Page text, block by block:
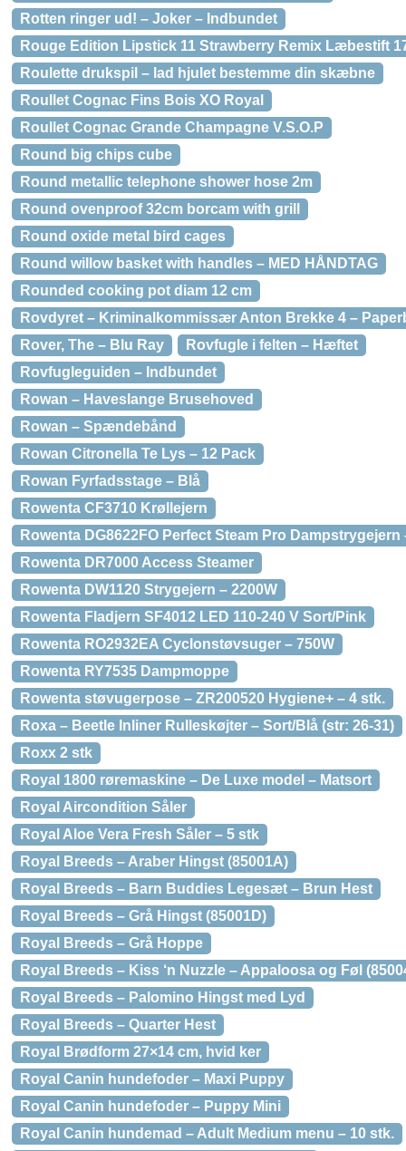
Rotten ringer ud! – Joker – Indbundet
Rouge Edition Lipstick 11 Strawberry Remix Læbestift
Roulette drukspil – lad hjulet bestemme din skæbne
Roullet Cognac Fins Bois XO Royal
Roullet Cognac Grande Champagne V.S.O.P
Round big chips cube
Round metallic telephone shower hose 2m
Round ovenproof 32cm borcam with grill
Round oxide metal bird cages
Round willow basket with handles – MED HÅNDTAG
Rounded cooking pot diam 12 cm
Rovdyret – Kriminalkommissær Anton Brekke 4 –
Rover, The – Blu Ray
Rovfugle i felten – Hæftet
Rovfugleguiden – Indbundet
Rowan – Haveslange Brusehoved
Rowan – Spændebånd
Rowan Citronella Te Lys – 12 Pack
Rowan Fyrfadsstage – Blå
Rowenta CF3710 Krøllejern
Rowenta DG8622FO Perfect Steam Pro Dampstrygejern
Rowenta DR7000 Access Steamer
Rowenta DW1120 Strygejern – 2200W
Rowenta Fladjern SF4012 LED 110-240 V Sort/Pink
Rowenta RO2932EA Cyclonstøvsuger – 750W
Rowenta RY7535 Dampmoppe
Rowenta støvugerpose – ZR200520 Hygiene+ – 4 stk.
Roxa – Beetle Inliner Rulleskøjter – Sort/Blå (str: 26-31)
Roxx 2 stk
Royal 1800 røremaskine – De Luxe model – Matsort
Royal Aircondition Såler
Royal Aloe Vera Fresh Såler – 5 stk
Royal Breeds – Araber Hingst (85001A)
Royal Breeds – Barn Buddies Legesæt – Brun Hest
Royal Breeds – Grå Hingst (85001D)
Royal Breeds – Grå Hoppe
Royal Breeds – Kiss ‘n Nuzzle – Appaloosa og Føl
Royal Breeds – Palomino Hingst med Lyd
Royal Breeds – Quarter Hest
Royal Brødform 27×14 cm, hvid ker
Royal Canin hundefoder – Maxi Puppy
Royal Canin hundefoder – Puppy Mini
Royal Canin hundemad – Adult Medium menu – 10 stk.